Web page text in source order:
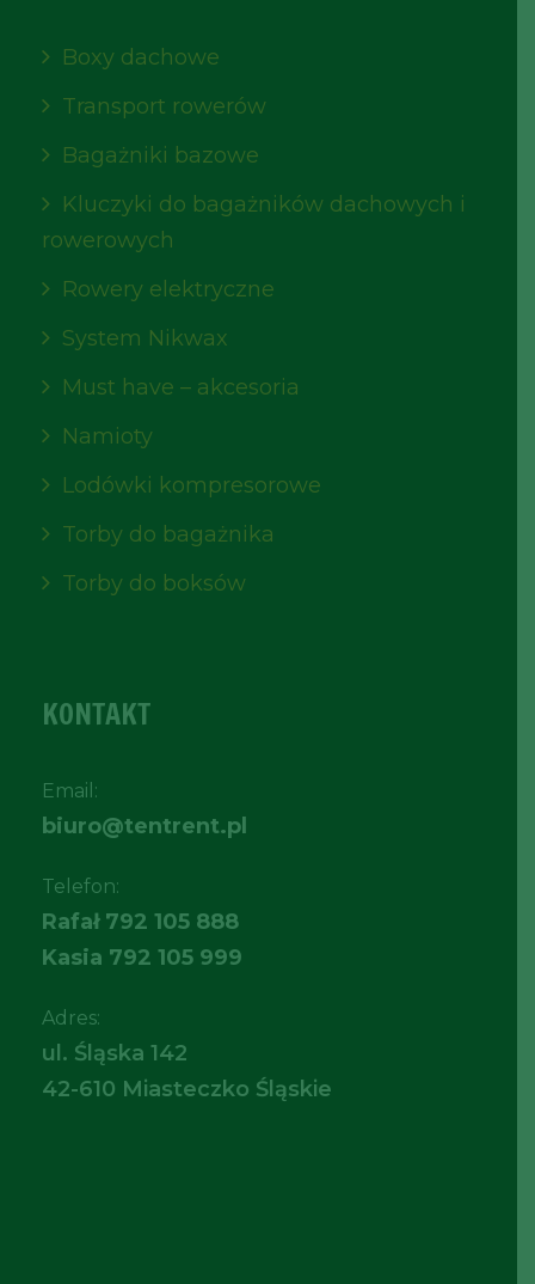
Boxy dachowe
Transport rowerów
Bagażniki bazowe
Kluczyki do bagażników dachowych i
rowerowych
Rowery elektryczne
System Nikwax
Must have – akcesoria
Namioty
Lodówki kompresorowe
Torby do bagażnika
Torby do boksów
KONTAKT
Email:
biuro@tentrent.pl
Telefon:
Rafał 792 105 888
Kasia 792 105 999
Adres:
ul. Śląska 142
42-610 Miasteczko Śląskie